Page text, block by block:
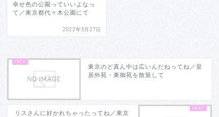
幸せ色の公園っていいよなっ
て／東京都代々木公園にて
2022年3月27日
東京のど真ん中は広いんだねってね／皇
居外苑・東御苑を散策して
リスさんに好かれちゃったってね／東京